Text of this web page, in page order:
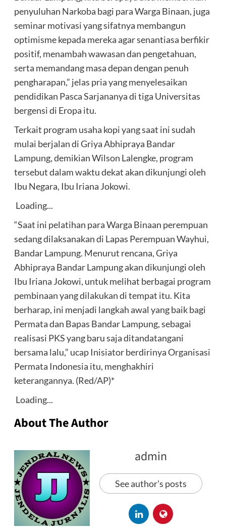
penyuluhan Narkoba bagi para Warga Binaan, juga
seminar motivasi yang sifatnya membangun
optimisme kepada mereka agar senantiasa berfikir
positif, menambah wawasan dan pengetahuan,
serta memandang masa depan dengan penuh
pengharapan,” jelas pria yang menyelesaikan
pendidikan Pasca Sarjananya di tiga Universitas
bergensi di Eropa itu.
Terkait program usaha kopi yang saat ini sudah
mulai berjalan di Griya Abhipraya Bandar
Lampung, demikian Wilson Lalengke, program
tersebut dalam waktu dekat akan dikunjungi oleh
Ibu Negara, Ibu Iriana Jokowi.
Loading...
“Saat ini pelatihan para Warga Binaan perempuan
sedang dilaksanakan di Lapas Perempuan Wayhui,
Bandar Lampung. Menurut rencana, Griya
Abhipraya Bandar Lampung akan dikunjungi oleh
Ibu Iriana Jokowi, untuk melihat berbagai program
pembinaan yang dilakukan di tempat itu. Kita
berharap, ini menjadi langkah awal yang baik bagi
Permata dan Bapas Bandar Lampung, sebagai
realisasi PKS yang baru saja ditandatangani
bersama lalu,” ucap Inisiator berdirinya Organisasi
Permata Indonesia itu, menghakhiri
keterangannya. (Red/AP)*
Loading...
About The Author
admin
See author's posts